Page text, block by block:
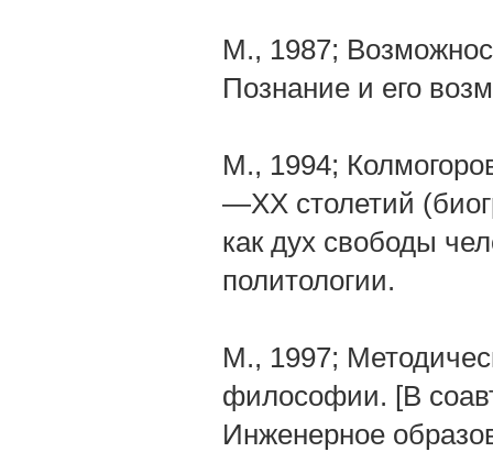
М., 1987;
Познание и его
М., 1994;
—XX столетий
как дух свободы
политологии.
М., 1997;
философии. [В
Инженерное